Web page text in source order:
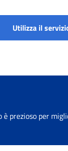
Utilizza il
prezioso per